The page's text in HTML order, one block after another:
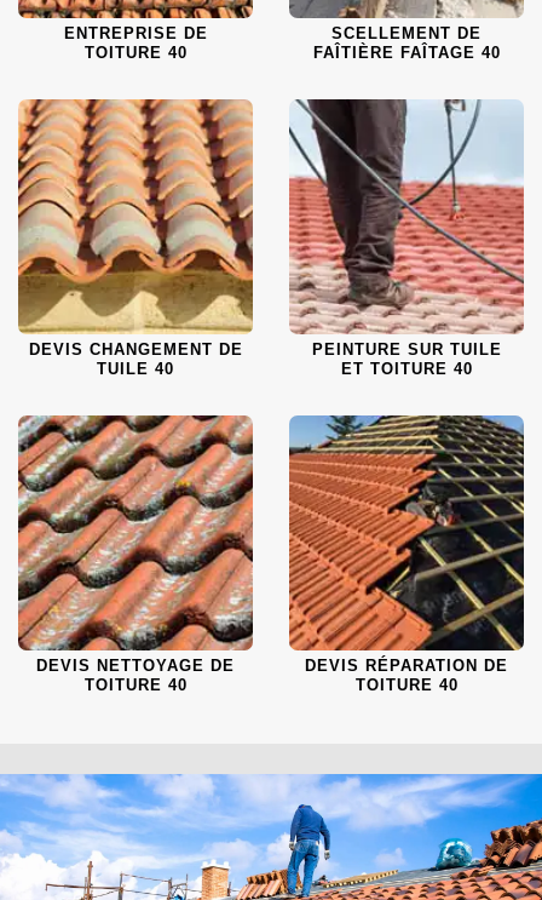
ENTREPRISE DE
TOITURE 40
SCELLEMENT DE
FAÎTIÈRE FAÎTAGE 40
DEVIS CHANGEMENT DE
TUILE 40
PEINTURE SUR TUILE
ET TOITURE 40
DEVIS NETTOYAGE DE
TOITURE 40
DEVIS RÉPARATION DE
TOITURE 40